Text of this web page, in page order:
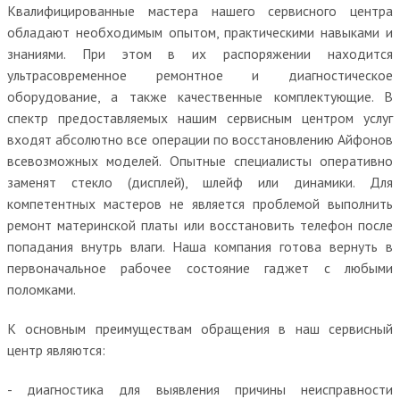
Квалифицированные мастера нашего сервисного центра
обладают необходимым опытом, практическими навыками и
знаниями. При этом в их распоряжении находится
ультрасовременное ремонтное и диагностическое
оборудование, а также качественные комплектующие. В
спектр предоставляемых нашим сервисным центром услуг
входят абсолютно все операции по восстановлению Айфонов
всевозможных моделей. Опытные специалисты оперативно
заменят стекло (дисплей), шлейф или динамики. Для
компетентных мастеров не является проблемой выполнить
ремонт материнской платы или восстановить телефон после
попадания внутрь влаги. Наша компания готова вернуть в
первоначальное рабочее состояние гаджет с любыми
поломками.
К основным преимуществам обращения в наш сервисный
центр являются:
- диагностика для выявления причины неисправности